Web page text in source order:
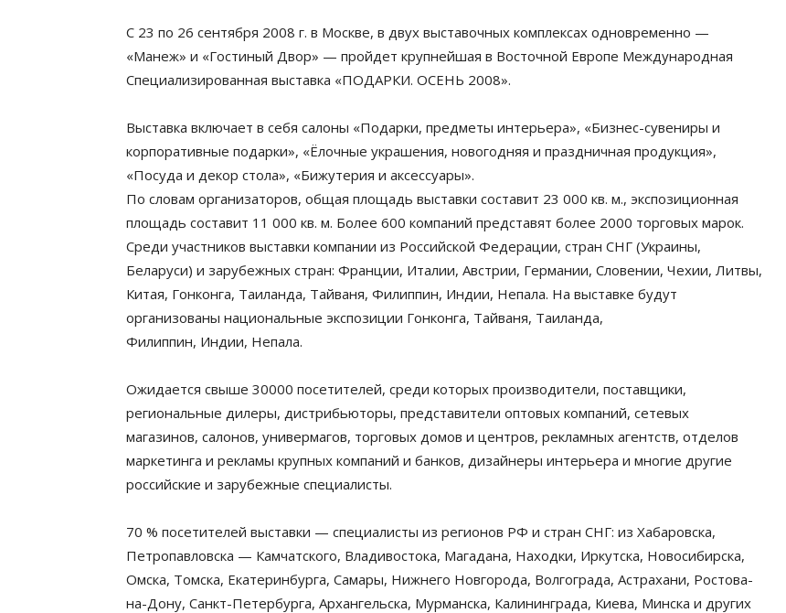
С 23 по 26 сентября 2008 г. в Москве, в двух выставочных комплексах одновременно —
«Манеж» и «Гостиный Двор» — пройдет крупнейшая в Восточной Европе Международная
Специализированная выставка «ПОДАРКИ. ОСЕНЬ 2008».
Выставка включает в себя салоны «Подарки, предметы интерьера», «Бизнес-сувениры и
корпоративные подарки», «Ёлочные украшения, новогодняя и праздничная продукция»,
«Посуда и декор стола», «Бижутерия и аксессуары».
По словам организаторов, общая площадь выставки составит 23 000 кв. м., экспозиционная
площадь составит 11 000 кв. м. Более 600 компаний представят более 2000 торговых марок.
Среди участников выставки компании из Российской Федерации, стран СНГ (Украины,
Беларуси) и зарубежных стран: Франции, Италии, Австрии, Германии, Словении, Чехии, Литвы,
Китая, Гонконга, Таиланда, Тайваня, Филиппин, Индии, Непала. На выставке будут
организованы национальные экспозиции Гонконга, Тайваня, Таиланда,
Филиппин, Индии, Непала.
Ожидается свыше 30000 посетителей, среди которых производители, поставщики,
региональные дилеры, дистрибьюторы, представители оптовых компаний, сетевых
магазинов, салонов, универмагов, торговых домов и центров, рекламных агентств, отделов
маркетинга и рекламы крупных компаний и банков, дизайнеры интерьера и многие другие
российские и зарубежные специалисты.
70 % посетителей выставки — специалисты из регионов РФ и стран СНГ: из Хабаровска,
Петропавловска — Камчатского, Владивостока, Магадана, Находки, Иркутска, Новосибирска,
Омска, Томска, Екатеринбурга, Самары, Нижнего Новгорода, Волгограда, Астрахани, Ростова-
на-Дону, Санкт-Петербурга, Архангельска, Мурманска, Калининграда, Киева, Минска и других